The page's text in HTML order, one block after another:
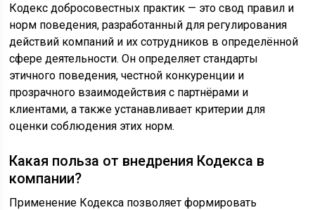
Кодекс добросовестных практик — это свод правил и
норм поведения, разработанный для регулирования
действий компаний и их сотрудников в определённой
сфере деятельности. Он определяет стандарты
этичного поведения, честной конкуренции и
прозрачного взаимодействия с партнёрами и
клиентами, а также устанавливает критерии для
оценки соблюдения этих норм.
Какая польза от внедрения Кодекса в
компании?
Применение Кодекса позволяет формировать